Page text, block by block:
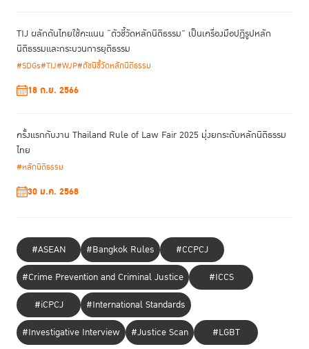
TIJ ผลักดันไทยใช้คะแนน “ตัวชี้วัดหลักนิติธรรม” เป็นเครื่องมือปฏิรูปหลัก
นิติธรรมและกระบวนการยุติธรรม
#SDGs#TIJ#WJP#ดัชนีชี้วัดหลักนิติธรรม
18 ก.ย. 2566
ครั้งแรกกับงาน Thailand Rule of Law Fair 2025 มุ่งยกระดับหลักนิติธรรม
ไทย
#หลักนิติธรรม
30 ม.ค. 2568
#ASEAN #Bangkok Rules
#CCPCJ
#Crime Prevention and Criminal Justice
#ICCS
#iCPCJ
#International Standards
#Investigative Interview
#Justice Scan #LGBT